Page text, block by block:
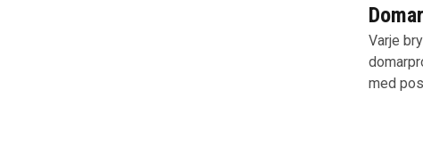
Varje
med